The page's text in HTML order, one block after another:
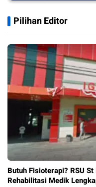
Pilihan Editor
Butuh Fisioterapi? RSU
Rehabilitasi Medik